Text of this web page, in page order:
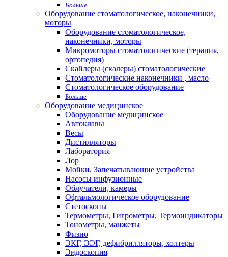
Больше
Оборудование стоматологическое, наконечники,
моторы
Оборудование стоматологическое,
наконечники, моторы
Микромоторы стоматологические (терапия,
ортопедия)
Скайлеры (скалеры) стоматологические
Стоматологические наконечники , масло
Стоматологическое оборудование
Больше
Оборудование медицинское
Оборудование медицинское
Автоклавы
Весы
Дистилляторы
Лаборатория
Лор
Мойки, Запечатывающие устройства
Насосы инфузионные
Облучатели, камеры
Офтальмологическое оборудование
Стетоскопы
Термометры, Гигрометры, Термоиндикаторы
Тонометры, манжеты
Физио
ЭКГ, ЭЭГ, дефибрилляторы, холтеры
Эндоскопия